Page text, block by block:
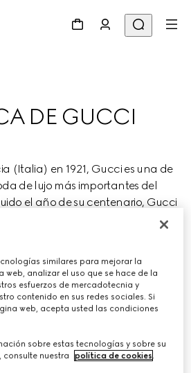
DE GUCCI
(Italia) en 1921, Gucci es una de
de lujo más importantes del
el año de su centenario, Gucci
y continúa redefiniendo el
la creatividad, la artesanía
grupo mundial de lujo Kering, que
prestigiosas Maisons de moda,
que se esconden tras las
similares para mejorar la
web, analizar el uso que se hace de la
esfuerzos de mercadotecnia y
contenido en sus redes sociales. Si
web, acepta usted las condiciones
sobre estas tecnologías y sobre su
consulte nuestra política de cookies